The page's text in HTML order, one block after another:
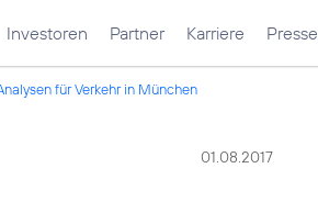
Investoren Partner Karriere Presse
für Verkehr in München
01.08.2017